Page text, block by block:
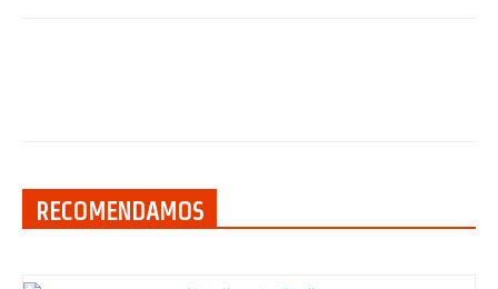
RECOMENDAMOS